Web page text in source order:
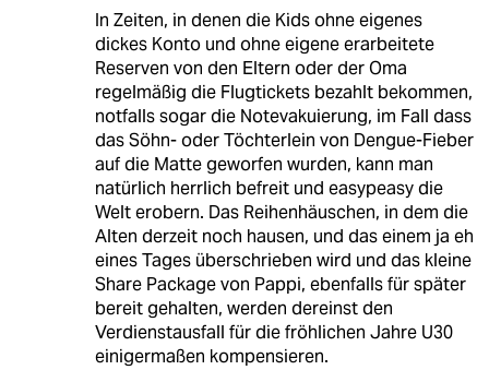
In Zeiten, in denen die Kids ohne eigenes
dickes Konto und ohne eigene erarbeitete
Reserven von den Eltern oder der Oma
regelmäßig die Flugtickets bezahlt bekommen,
notfalls sogar die Notevakuierung, im Fall dass
das Söhn- oder Töchterlein von Dengue-Fieber
auf die Matte geworfen wurden, kann man
natürlich herrlich befreit und easypeasy die
Welt erobern. Das Reihenhäuschen, in dem die
Alten derzeit noch hausen, und das einem ja eh
eines Tages überschrieben wird und das kleine
Share Package von Pappi, ebenfalls für später
bereit gehalten, werden dereinst den
Verdienstausfall für die fröhlichen Jahre U30
einigermaßen kompensieren.